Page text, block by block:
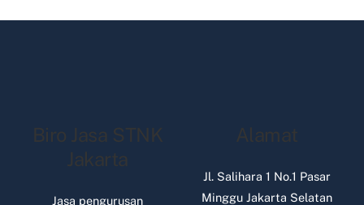
Biro Jasa STNK
Jakarta
Jasa pengurusan
Alamat
Jl. Salihara 1 No.1 Pasar
Minggu Jakarta Selatan